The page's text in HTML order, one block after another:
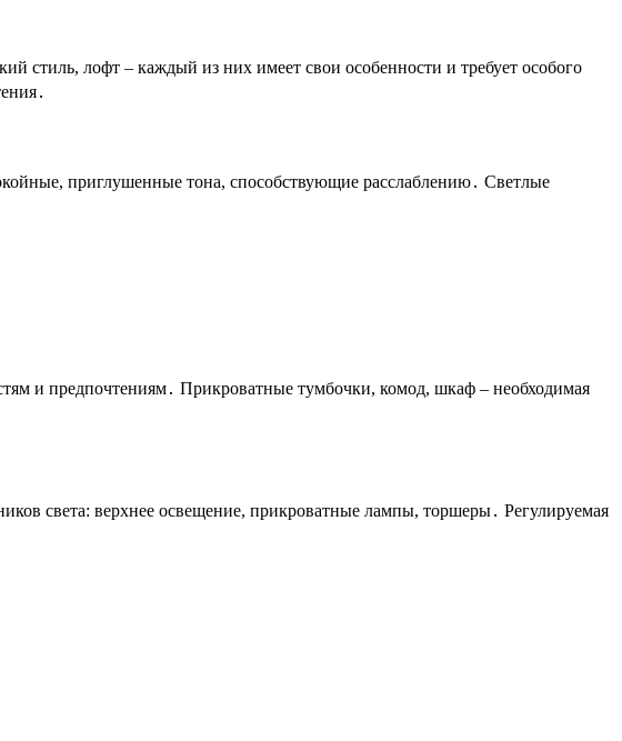
стиль, лофт – каждый из них имеет свои особенности и требует особого
приглушенные тона, способствующие расслаблению․ Светлые
и предпочтениям․ Прикроватные тумбочки, комод, шкаф – необходимая
света: верхнее освещение, прикроватные лампы, торшеры․ Регулируемая